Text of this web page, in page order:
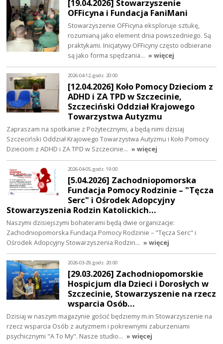
[19.04.2026] Stowarzyszenie
OFFicyna i Fundacja FaniMani
Stowarzyszenie OFFicyna eksploruje sztukę,
rozumianą jako element dnia powszedniego. Są
praktykami. Inicjatywy OFFicyny często odbierane
są jako forma spędzania… » więcej
2026-04-12, godz. 20:00
[12.04.2026] Koło Pomocy Dzieciom z
ADHD i ZA TPD w Szczecinie,
Szczeciński Oddział Krajowego
Towarzystwa Autyzmu
Zapraszam na spotkanie z Pożytecznymi, a będą nimi dzisiaj
Szczeciński Oddział Krajowego Towarzystwa Autyzmu i Koło Pomocy
Dzieciom z ADHD i ZA TPD w Szczecinie… » więcej
2026-04-05, godz. 19:00
[5.04.2026] Zachodniopomorska
Fundacja Pomocy Rodzinie – "Tęcza
Serc" i Ośrodek Adopcyjny
Stowarzyszenia Rodzin Katolickich…
Naszymi dzisiejszymi bohaterami będą dwie organizacje:
Zachodniopomorska Fundacja Pomocy Rodzinie – "Tęcza Serc" i
Ośrodek Adopcyjny Stowarzyszenia Rodzin… » więcej
2026-03-29, godz. 20:00
[29.03.2026] Zachodniopomorskie
Hospicjum dla Dzieci i Dorosłych w
Szczecinie, Stowarzyszenie na rzecz
wsparcia Osób…
Dzisiaj w naszym magazynie gościć będziemy m.in Stowarzyszenie na
rzecz wsparcia Osób z autyzmem i pokrewnymi zaburzeniami
psychicznymi "A To My". Nasze studio… » więcej